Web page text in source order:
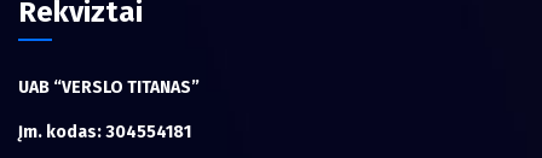
Rekviztai
UAB “VERSLO TITANAS”
Įm. kodas: 304554181